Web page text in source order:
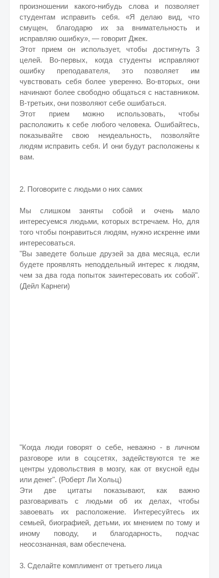
произношении какого-нибудь слова и позволяет
студентам исправить себя. «Я делаю вид, что
смущен, благодарю их за внимательность и
исправляю ошибку», — говорит Джек.
Этот прием он использует, чтобы достигнуть 3
целей. Во-первых, когда студенты исправляют
ошибку преподавателя, это позволяет им
чувствовать себя более уверенно. Во-вторых, они
начинают более свободно общаться с наставником.
В-третьих, они позволяют себе ошибаться.
Этот прием можно использовать, чтобы
расположить к себе любого человека. Ошибайтесь,
показывайте свою неидеальность, позволяйте
людям исправить себя. И они будут расположены к
вам.
2. Поговорите с людьми о них самих
Мы слишком заняты собой и очень мало
интересуемся людьми, которых встречаем. Но, для
того чтобы понравиться людям, нужно искренне ими
интересоваться.
"Вы заведете больше друзей за два месяца, если
будете проявлять неподдельный интерес к людям,
чем за два года попыток заинтересовать их собой".
(Дейл Карнеги)
"Когда люди говорят о себе, неважно - в личном
разговоре или в соцсетях, задействуются те же
центры удовольствия в мозгу, как от вкусной еды
или денег". (Роберт Ли Хольц)
Эти две цитаты показывают, как важно
разговаривать с людьми об их делах, чтобы
завоевать их расположение. Интересуйтесь их
семьей, биографией, детьми, их мнением по тому и
иному поводу, и благодарность, подчас
неосознанная, вам обеспечена.
3. Сделайте комплимент от третьего лица